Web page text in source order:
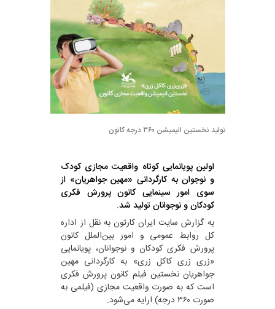
تولید نخستین انیمیشن ٣۶٠ درجه کانون
اولین پویانمایی کوتاه واقعیت مجازی کودک
و نوجوان به کارگردانی «مهین جواهریان» از
سوی امور سینمایی کانون پرورش فکری
کودکان و نوجوانان تولید شد.
به گزارش سایت ایران کارتون به نقل از اداره
کل روابط عمومی و امور بین‌الملل کانون
پرورش فکری کودکان و نوجوانان، پویانمایی
«زری زری کاکل زری» به کارگردانی مهین
جواهریان نخستین فیلم کانون پرورش فکری
است که به صورت واقعیت مجازی (فیلمی به
صورت ۳۶۰ درجه) ارایه می‌شود.